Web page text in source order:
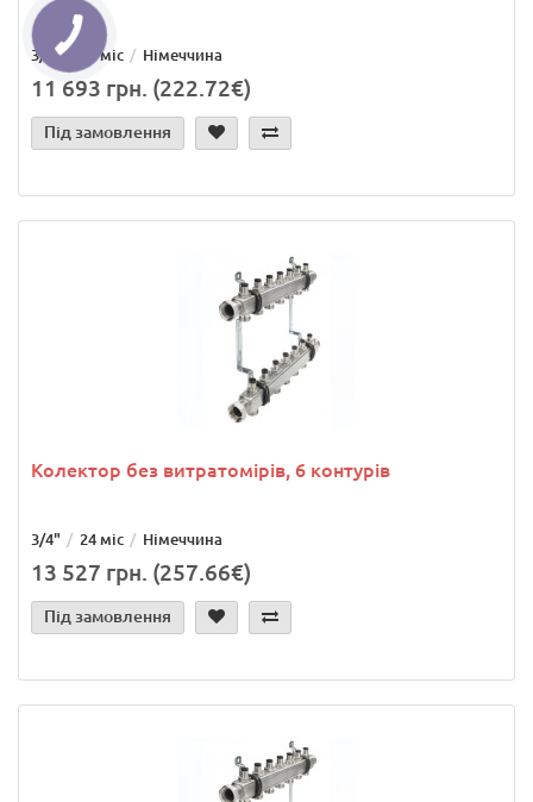
3/4" 24 міс Німеччина
11 693 грн. (222.72€)
Під замовлення
Колектор без витратомірів, 6 контурів
3/4" 24 міс Німеччина
13 527 грн. (257.66€)
Під замовлення